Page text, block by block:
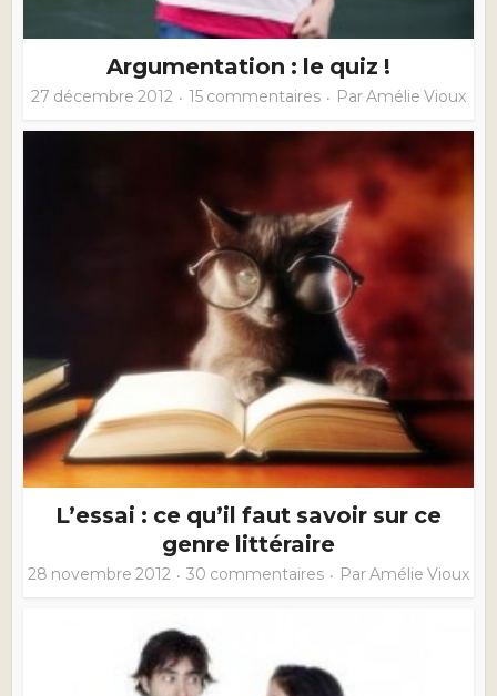
Argumentation : le quiz !
27 décembre 2012 15 commentaires ParAmélie Vioux
L’essai : ce qu’il faut savoir sur ce
genre littéraire
28 novembre 2012 30 commentaires ParAmélie Vioux